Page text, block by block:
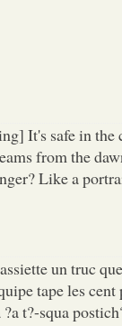
It's safe in
from the
Like a
un truc
tape les cent
t?-squa